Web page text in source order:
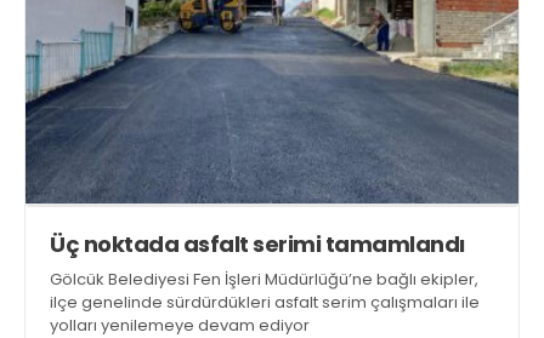
Üç noktada asfalt serimi tamamlandı
Gölcük Belediyesi Fen İşleri Müdürlüğü’ne bağlı ekipler,
ilçe genelinde sürdürdükleri asfalt serim çalışmaları ile
yolları yenilemeye devam ediyor